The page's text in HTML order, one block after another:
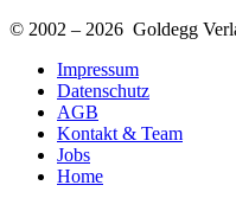
© 2002 – 2026 Goldegg
Impressum
Datenschutz
AGB
Kontakt & Team
Jobs
Home